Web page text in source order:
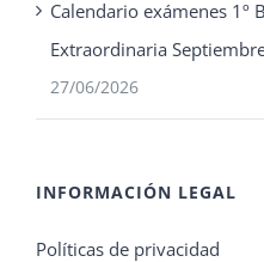
Calendario exámenes 1º
Extraordinaria
27/06/2026
INFORMACIÓN LEGAL
Políticas de privacidad